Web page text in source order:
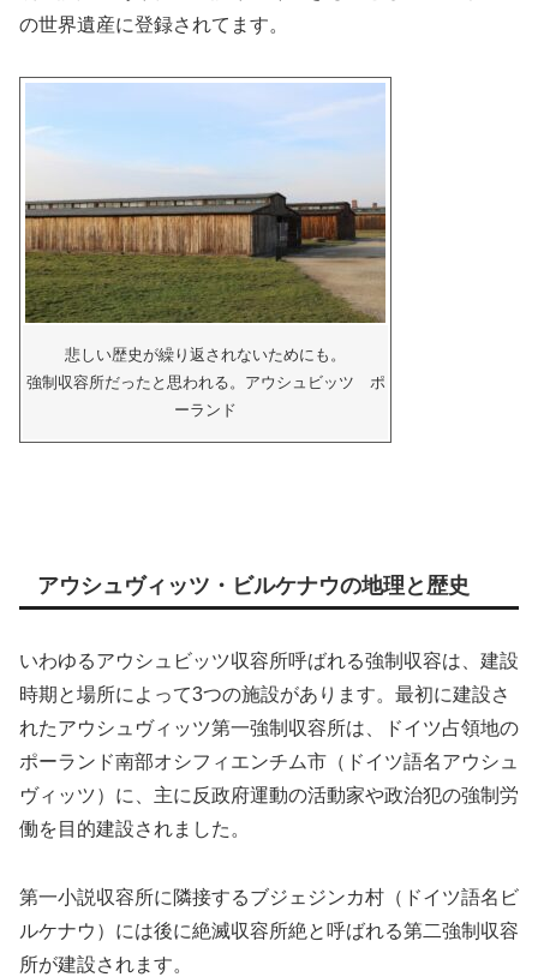
の世界遺産に登録されてます。
悲しい歴史が繰り返されないためにも。
強制収容所だったと思われる。アウシュビッツ ポ
ーランド
アウシュヴィッツ・ビルケナウの地理と歴史
いわゆるアウシュビッツ収容所呼ばれる強制収容は、建設
時期と場所によって3つの施設があります。最初に建設さ
れたアウシュヴィッツ第一強制収容所は、ドイツ占領地の
ポーランド南部オシフィエンチム市（ドイツ語名アウシュ
ヴィッツ）に、主に反政府運動の活動家や政治犯の強制労
働を目的建設されました。
第一小説収容所に隣接するブジェジンカ村（ドイツ語名ビ
ルケナウ）には後に絶滅収容所絶と呼ばれる第二強制収容
所が建設されます。